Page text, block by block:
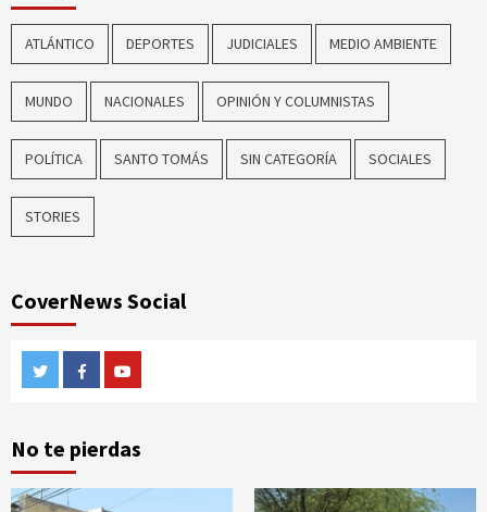
ATLÁNTICO DEPORTES JUDICIALES MEDIO AMBIENTE
MUNDO NACIONALES OPINIÓN Y COLUMNISTAS
POLÍTICA SANTO TOMÁS SIN CATEGORÍA SOCIALES
STORIES
CoverNews Social
TwitterFacebook
No te pierdas